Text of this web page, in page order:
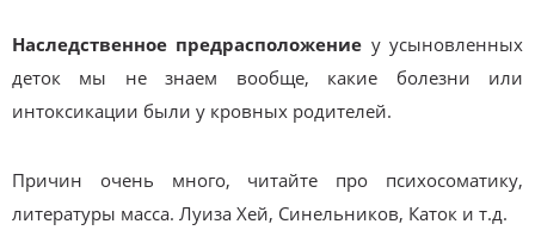
Наследственное предрасположение у усыновленных
деток мы не знаем вообще, какие болезни или
интоксикации были у кровных родителей.
Причин очень много, читайте про психосоматику,
литературы масса. Луиза Хей, Синельников, Каток и т.д.